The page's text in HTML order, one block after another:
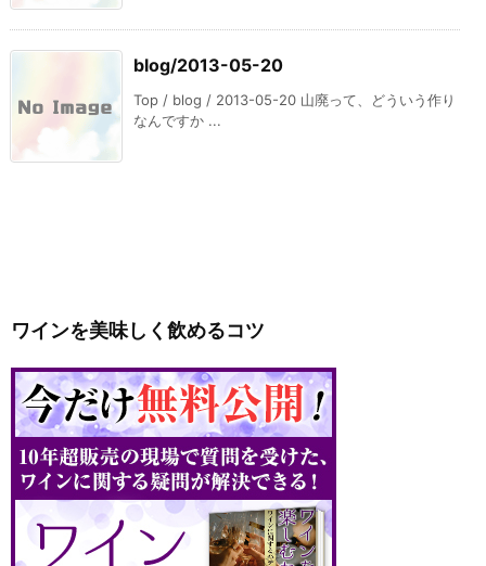
blog/2013-05-20
Top / blog / 2013-05-20 山廃って、どういう作り
なんですか ...
ワインを美味しく飲めるコツ